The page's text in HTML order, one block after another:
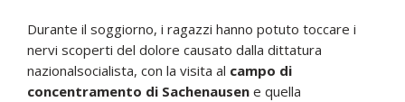
Durante il soggiorno, i ragazzi hanno potuto toccare i
nervi scoperti del dolore causato dalla dittatura
nazionalsocialista, con la visita al campo di
concentramento di Sachenausene quella